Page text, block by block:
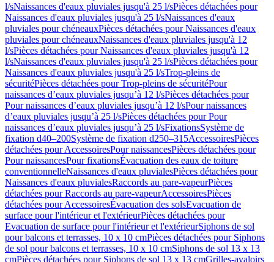
l/sNaissances d'eaux pluviales jusqu'à 25 l/sPièces détachées pour
Naissances d'eaux pluviales jusqu'à 25 l/sNaissances d'eaux
pluviales pour chéneauxPièces détachées pour Naissances d'eaux
pluviales pour chéneauxNaissances d'eaux pluviales jusqu'à 12
l/sPièces détachées pour Naissances d'eaux pluviales jusqu'à 12
l/sNaissances d'eaux pluviales jusqu'à 25 l/sPièces détachées pour
Naissances d'eaux pluviales jusqu'à 25 l/sTrop-pleins de
sécuritéPièces détachées pour Trop-pleins de sécuritéPour
naissances d’eaux pluviales jusqu’à 12 l/sPièces détachées pour
Pour naissances d’eaux pluviales jusqu’à 12 l/sPour naissances
d’eaux pluviales jusqu’à 25 l/sPièces détachées pour Pour
naissances d’eaux pluviales jusqu’à 25 l/sFixationsSystème de
fixation d40–200Système de fixation d250–315AccessoiresPièces
détachées pour AccessoiresPour naissancesPièces détachées pour
Pour naissancesPour fixationsÉvacuation des eaux de toiture
conventionnelleNaissances d'eaux pluvialesPièces détachées pour
Naissances d'eaux pluvialesRaccords au pare-vapeurPièces
détachées pour Raccords au pare-vapeurAccessoiresPièces
détachées pour AccessoiresÉvacuation des solsEvacuation de
surface pour l'intérieur et l'extérieurPièces détachées pour
Evacuation de surface pour l'intérieur et l'extérieurSiphons de sol
pour balcons et terrasses, 10 x 10 cmPièces détachées pour Siphons
de sol pour balcons et terrasses, 10 x 10 cmSiphons de sol 13 x 13
cmPièces détachées pour Siphons de sol 13 x 13 cmGrilles-avaloirs